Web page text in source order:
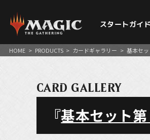
スタートガイド
HOME > PRODUCTS > カードギャラリー > 基本セ
CARD GALLERY
『基本セット